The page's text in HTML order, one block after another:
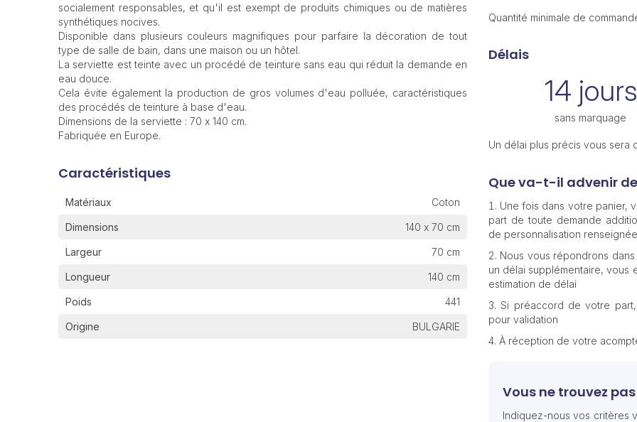
socialement responsables, et qu'il est exempt de produits chimiques ou de matières
synthétiques nocives.
Disponible dans plusieurs couleurs magnifiques pour parfaire la décoration de tout
type de salle de bain, dans une maison ou un hôtel.
La serviette est teinte avec un procédé de teinture sans eau qui réduit la demande en
eau douce.
Cela évite également la production de gros volumes d'eau polluée, caractéristiques
des procédés de teinture à base d'eau.
Dimensions de la serviette : 70 x 140 cm.
Fabriquée en Europe.
Caractéristiques
Matériaux Coton
Dimensions 140 x 70 cm
Largeur 70 cm
Longueur 140 cm
Poids 441
Origine BULGARIE
Quantité minimale de
Délais
14 jours
sans marquage
Un délai plus précis vous sera
Que va-t-il advenir
Une fois dans votre panier,
part de toute demande
de personnalisation
Nous vous répondrons
un délai supplémentaire, vous
estimation de délai
Si préaccord de votre
pour validation
À réception de votre
Vous ne trouvez
Indiquez-nous vos critères